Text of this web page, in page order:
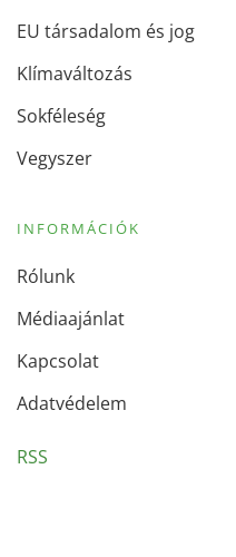
EU társadalom és jog
Klímaváltozás
Sokféleség
Vegyszer
INFORMÁCIÓK
Rólunk
Médiaajánlat
Kapcsolat
Adatvédelem
RSS